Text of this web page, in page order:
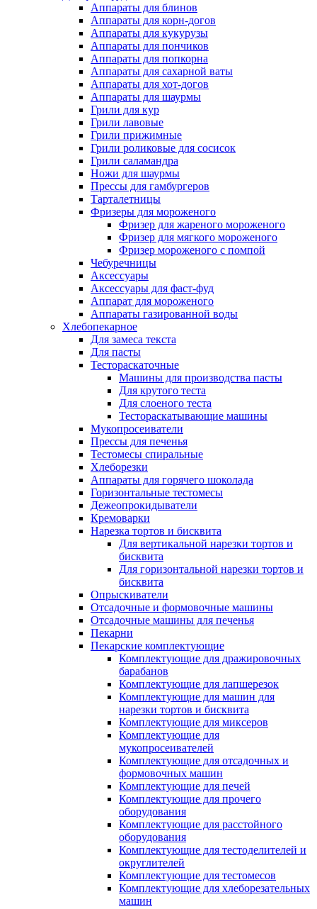
Аппараты для блинов
Аппараты для корн-догов
Аппараты для кукурузы
Аппараты для пончиков
Аппараты для попкорна
Аппараты для сахарной ваты
Аппараты для хот-догов
Аппараты для шаурмы
Грили для кур
Грили лавовые
Грили прижимные
Грили роликовые для сосисок
Грили саламандра
Ножи для шаурмы
Прессы для гамбургеров
Тарталетницы
Фризеры для мороженого
Фризер для жареного мороженого
Фризер для мягкого мороженого
Фризер мороженого с помпой
Чебуречницы
Аксессуары
Аксессуары для фаст-фуд
Аппарат для мороженого
Аппараты газированной воды
Хлебопекарное
Для замеса текста
Для пасты
Тестораскаточные
Машины для производства пасты
Для крутого теста
Для слоеного теста
Тестораскатывающие машины
Мукопросеиватели
Прессы для печенья
Тестомесы спиральные
Хлеборезки
Аппараты для горячего шоколада
Горизонтальные тестомесы
Дежеопрокидыватели
Кремоварки
Нарезка тортов и бисквита
Для вертикальной нарезки тортов и
бисквита
Для горизонтальной нарезки тортов и
бисквита
Опрыскиватели
Отсадочные и формовочные машины
Отсадочные машины для печенья
Пекарни
Пекарские комплектующие
Комплектующие для дражировочных
барабанов
Комплектующие для лапшерезок
Комплектующие для машин для
нарезки тортов и бисквита
Комплектующие для миксеров
Комплектующие для
мукопросеивателей
Комплектующие для отсадочных и
формовочных машин
Комплектующие для печей
Комплектующие для прочего
оборудования
Комплектующие для расстойного
оборудования
Комплектующие для тестоделителей и
округлителей
Комплектующие для тестомесов
Комплектующие для хлеборезательных
машин